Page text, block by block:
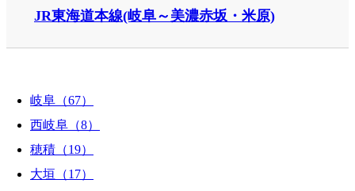
JR東海道本線(岐阜～美濃赤坂・米原)
岐阜（67）
西岐阜（8）
穂積（19）
大垣（17）